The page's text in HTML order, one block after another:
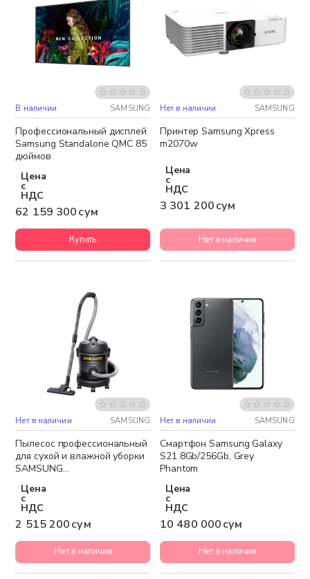
Бесплатная доставка
В наличии SAMSUNG
Профессиональный дисплей
Samsung Standalone QMC 85
дюймов
Цена
с
НДС
62 159 300 сум
Купить
Бесплатная доставка
Нет в наличии SAMSUNG
Принтер Samsung Xpress
m2070w
Цена
с
НДС
3 301 200 сум
Нет в наличии
Бесплатная доставка
Нет в наличии SAMSUNG
Пылесос профессиональный
для сухой и влажной уборки
SAMSUNG
Цена
с
НДС
2 515 200 сум
Нет в наличии
Бесплатная доставка
Нет в наличии SAMSUNG
Смартфон Samsung Galaxy
S21 8Gb/256Gb, Grey
Phantom
Цена
с
НДС
10 480 000 сум
Нет в наличии